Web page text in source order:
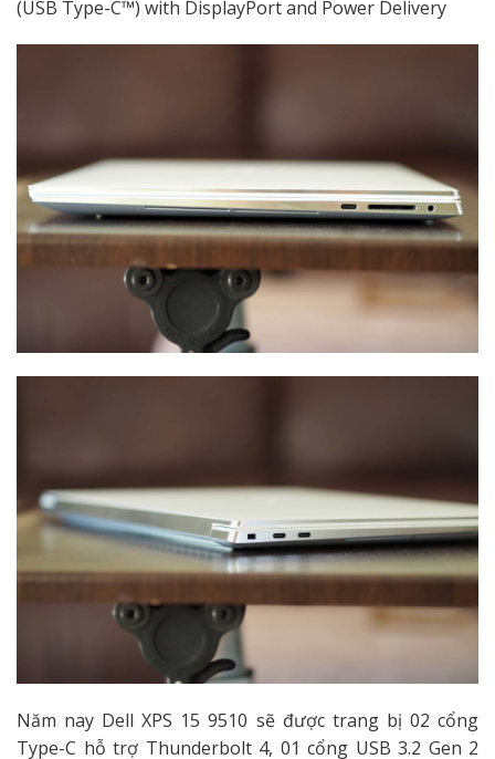
(USB Type-C™) with DisplayPort and Power Delivery
Năm nay Dell XPS 15 9510 sẽ được trang bị 02 cổng
Type-C hỗ trợ Thunderbolt 4, 01 cổng USB 3.2 Gen 2